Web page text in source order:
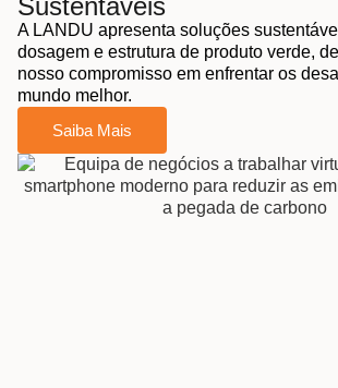
Sustentáveis
A LANDU apresenta soluções
dosagem e estrutura de produto verde,
nosso compromisso em enfrentar os
mundo melhor.
Saiba Mais